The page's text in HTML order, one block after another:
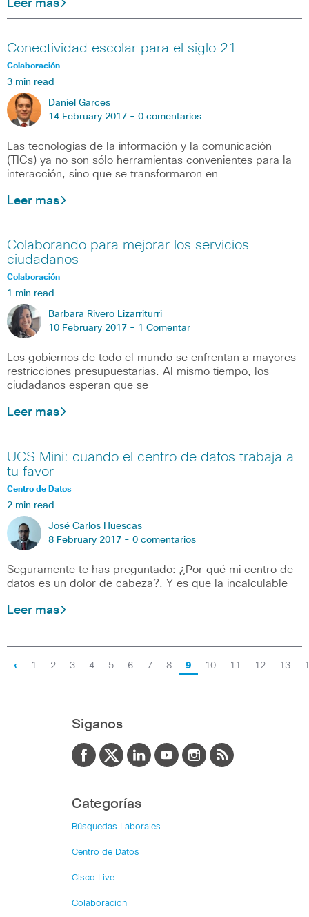
Leer mas
Conectividad escolar para el siglo 21
Colaboración
3 min read
Daniel Garces
14 February 2017 - 0 comentarios
Las tecnologías de la información y la comunicación
(TICs) ya no son sólo herramientas convenientes para la
interacción, sino que se transformaron en
Leer mas
Colaborando para mejorar los servicios
ciudadanos
Colaboración
1 min read
Barbara Rivero Lizarriturri
10 February 2017 - 1 Comentar
Los gobiernos de todo el mundo se enfrentan a mayores
restricciones presupuestarias. Al mismo tiempo, los
ciudadanos esperan que se
Leer mas
UCS Mini: cuando el centro de datos trabaja a
tu favor
Centro de Datos
2 min read
José Carlos Huescas
8 February 2017 - 0 comentarios
Seguramente te has preguntado: ¿Por qué mi centro de
datos es un dolor de cabeza?. Y es que la incalculable
Leer mas
‹ 1 2 3 4 5 6 7 8 9 10 11 12 13
Siganos
Categorías
Búsquedas Laborales
Centro de Datos
Cisco Live
Colaboración